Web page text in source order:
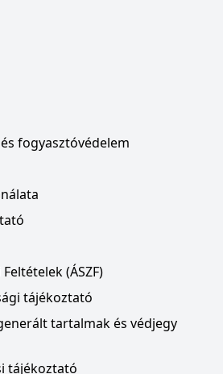
fogyasztóvédelem
(ÁSZF)
tájékoztató
tartalmak és védjegy
tájékoztató